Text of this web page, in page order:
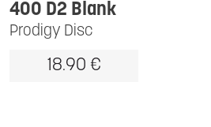
Prodigy Disc
400 D2 Blank
18.90 €